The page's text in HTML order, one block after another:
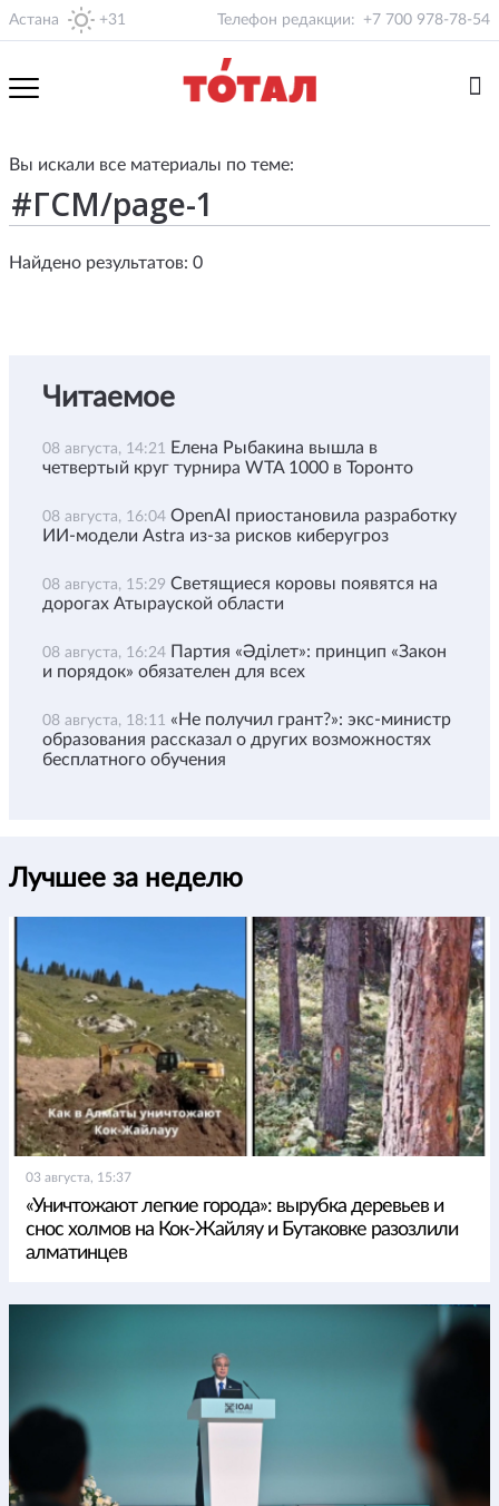
Астана +31 Телефон редакции: +7 700 978-78-54
Вы искали все материалы по теме:
Найдено результатов: 0
Читаемое
08 августа, 14:21 Елена Рыбакина вышла в
четвертый круг турнира WTA 1000 в Торонто
08 августа, 16:04 OpenAI приостановила разработку
ИИ-модели Astra из-за рисков киберугроз
08 августа, 15:29 Светящиеся коровы появятся на
дорогах Атырауской области
08 августа, 16:24 Партия «Әділет»: принцип «Закон
и порядок» обязателен для всех
08 августа, 18:11 «Не получил грант?»: экс-министр
образования рассказал о других возможностях
бесплатного обучения
Лучшее за неделю
03 августа, 15:37
«Уничтожают легкие города»: вырубка деревьев и
снос холмов на Кок-Жайляу и Бутаковке разозлили
алматинцев